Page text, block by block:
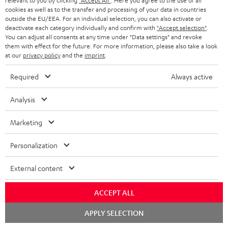
n
P
r
o
d
t
F
Q
s
Hilfe zu diesem Produkt
n
f
o
r
m
a
t
I
n
f
o
Gesetzliche Gewährleistung
d
Audio-Lexikon: Fachbegriffe schnell erklärt
cookies as well as to the transfer and processing of your data in countries
outside the EU/EEA. For an individual selection, you can also activate or
deactivate each category individually and confirm with "Accept selection"
You can adjust all consents at any time under "Data settings" and revoke
them with effect for the future. For more information, please also take a look
at our privacy policyand the imprint
Required Always active
Analysis
Marketing
Personalization
External content
ACCEPT ALL
APPLY SELECTION